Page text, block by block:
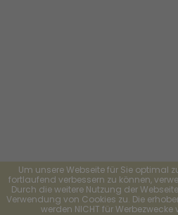
Um unsere Webseite für Sie optimal
fortlaufend verbessern zu können,
Durch die weitere Nutzung der
Verwendung von Cookies zu. Die
werden NICHT für Werbezwecke